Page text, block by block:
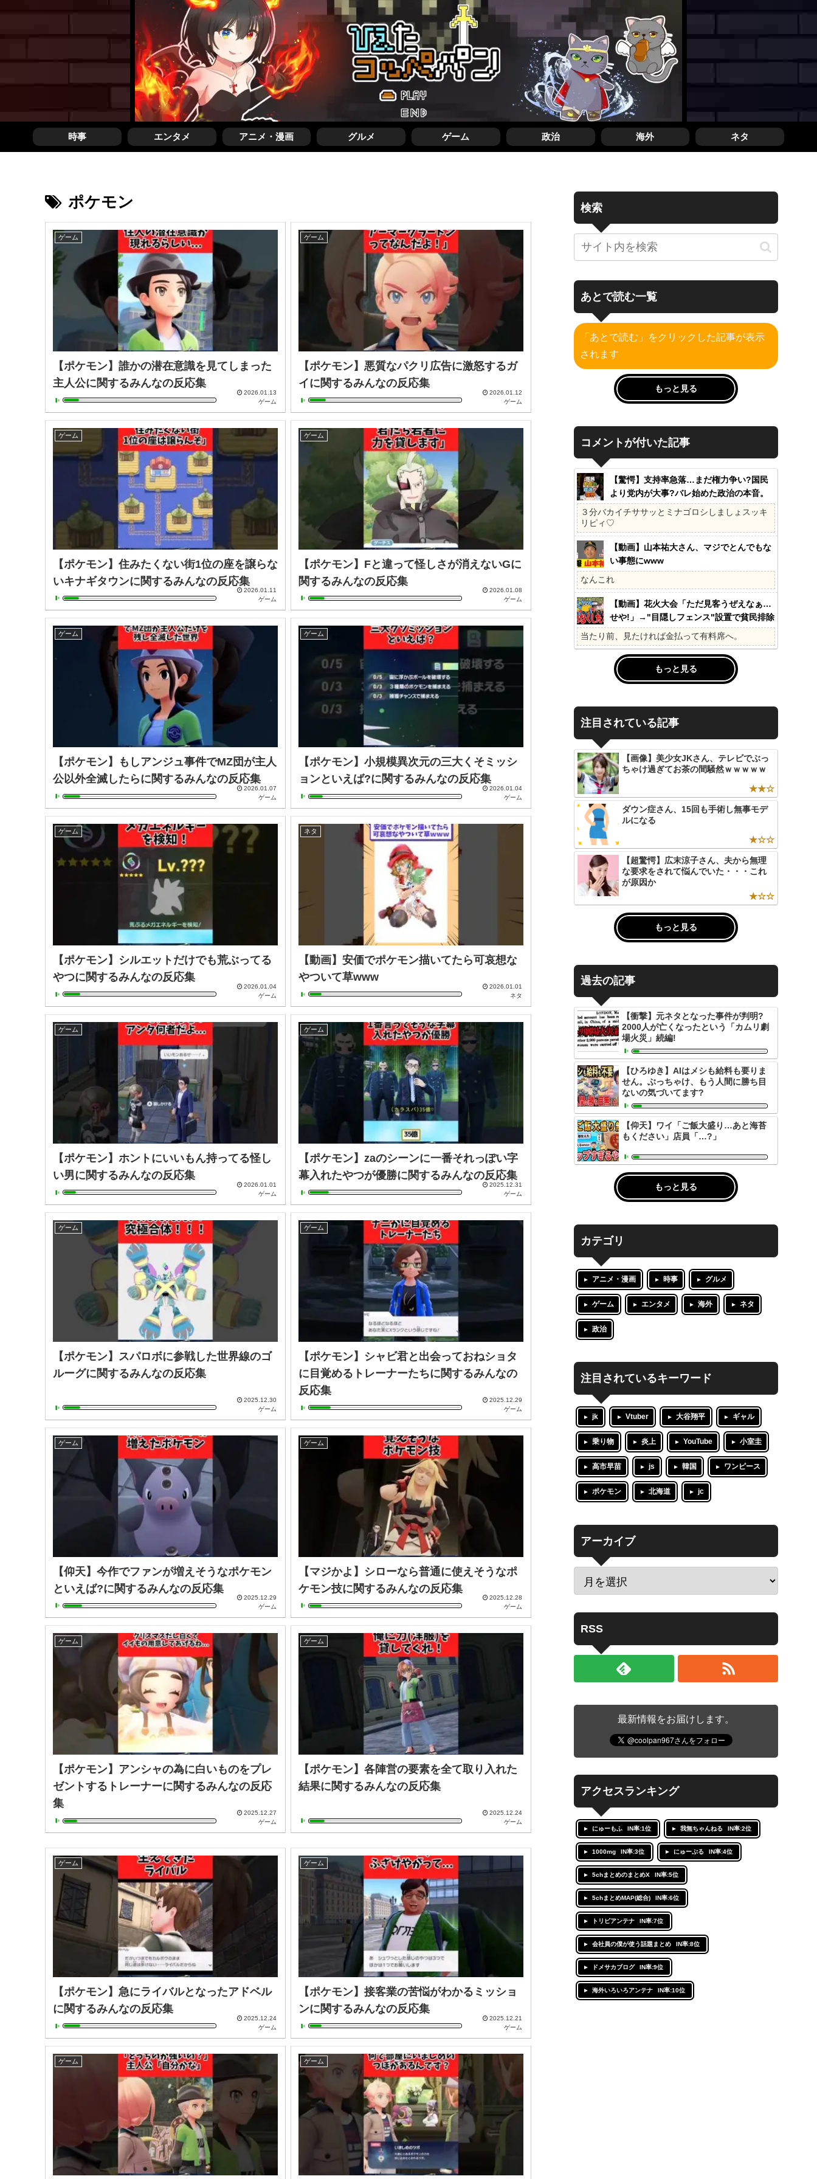
時事 エンタメ アニメ・漫画 グルメ ゲーム 政治 海外 ネタ
ポケモン
ゲーム
【ポケモン】誰かの潜在意識を見てしまった
主人公に関するみんなの反応集
2026.01.13
ゲーム
ゲーム
【ポケモン】悪質なパクリ広告に激怒するガ
イに関するみんなの反応集
2026.01.12
ゲーム
ゲーム
【ポケモン】住みたくない街1位の座を譲らな
いキナギタウンに関するみんなの反応集
2026.01.11
ゲーム
ゲーム
【ポケモン】Fと違って怪しさが消えないGに
関するみんなの反応集
2026.01.08
ゲーム
ゲーム
【ポケモン】もしアンジュ事件でMZ団が主人
公以外全滅したらに関するみんなの反応集
2026.01.07
ゲーム
ゲーム
【ポケモン】小規模異次元の三大くそミッシ
ョンといえば?に関するみんなの反応集
2026.01.04
ゲーム
ゲーム
【ポケモン】シルエットだけでも荒ぶってる
やつに関するみんなの反応集
2026.01.04
ゲーム
ネタ
【動画】安価でポケモン描いてたら可哀想な
やついて草www
2026.01.01
ネタ
ゲーム
【ポケモン】ホントにいいもん持ってる怪し
い男に関するみんなの反応集
2026.01.01
ゲーム
ゲーム
【ポケモン】zaのシーンに一番それっぽい字
幕入れたやつが優勝に関するみんなの反応集
2025.12.31
ゲーム
ゲーム
【ポケモン】スパロボに参戦した世界線のゴ
ルーグに関するみんなの反応集
2025.12.30
ゲーム
ゲーム
【ポケモン】シャビ君と出会っておねショタ
に目覚めるトレーナーたちに関するみんなの
反応集
2025.12.29
ゲーム
ゲーム
【仰天】今作でファンが増えそうなポケモン
といえば?に関するみんなの反応集
2025.12.29
ゲーム
ゲーム
【マジかよ】シローなら普通に使えそうなポ
ケモン技に関するみんなの反応集
2025.12.28
ゲーム
ゲーム
【ポケモン】アンシャの為に白いものをプレ
ゼントするトレーナーに関するみんなの反応
集
2025.12.27
ゲーム
ゲーム
【ポケモン】各陣営の要素を全て取り入れた
結果に関するみんなの反応集
2025.12.24
ゲーム
ゲーム
【ポケモン】急にライバルとなったアドベル
に関するみんなの反応集
2025.12.24
ゲーム
ゲーム
【ポケモン】接客業の苦悩がわかるミッショ
ンに関するみんなの反応集
2025.12.21
ゲーム
ゲーム ゲーム
検索
あとで読む一覧
「あとで読む」をクリックした記事が表示
されます
もっと見る
コメントが付いた記事
【驚愕】支持率急落…まだ権力争い?国民
より党内が大事?バレ始めた政治の本音。
41%の衝撃、その理由。選挙しか見てない
の?国民不在の政治が限界!
３分バカイチササッとミナゴロシしましょスッキ
リピィ♡
【動画】山本祐大さん、マジでとんでもな
い事態にwww
なんこれ
【動画】花火大会「ただ見客うぜえなぁ…
せや!」→"目隠しフェンス"設置で貧民排除
www
当たり前、見たければ金払って有料席へ。
もっと見る
注目されている記事
【画像】美少女JKさん、テレビでぶっ
ちゃけ過ぎてお茶の間騒然ｗｗｗｗｗ
★★☆
ダウン症さん、15回も手術し無事モデ
ルになる
★☆☆
【超驚愕】広末涼子さん、夫から無理
な要求をされて悩んでいた・・・これ
が原因か
★☆☆
もっと見る
過去の記事
【衝撃】元ネタとなった事件が判明?
2000人が亡くなったという「カムリ劇
場火災」続編!
【ひろゆき】AIはメシも給料も要りま
せん。ぶっちゃけ、もう人間に勝ち目
ないの気づいてます?
【仰天】ワイ「ご飯大盛り…あと海苔
もください」店員「…?」
もっと見る
カテゴリ
アニメ・漫画 時事 グルメ
ゲーム エンタメ 海外 ネタ
政治
注目されているキーワード
jk Vtuber 大谷翔平 ギャル
乗り物 炎上 YouTube 小室圭
高市早苗 js 韓国 ワンピース
ポケモン 北海道 jc
アーカイブ
RSS
最新情報をお届けします。
アクセスランキング
にゅーもふ IN率:1位 我無ちゃんねる IN率:2位
1000mg IN率:3位 にゅーぷる IN率:4位
5chまとめのまとめX IN率:5位
5chまとめMAP(総合) IN率:6位
トリビアンテナ IN率:7位
会社員の僕が使う話題まとめ IN率:8位
ドメサカブログ IN率:9位
海外いろいろアンテナ IN率:10位